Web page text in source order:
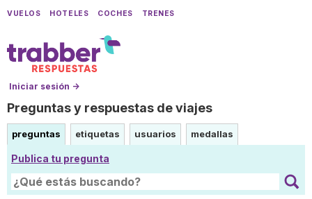
VUELOS HOTELES COCHES TRENES
Iniciar sesión →
Preguntas y respuestas de viajes
preguntas etiquetas usuarios medallas
Publica tu pregunta